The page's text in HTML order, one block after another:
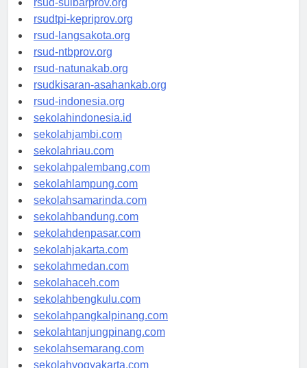
rsud-sulbarprov.org
rsudtpi-kepriprov.org
rsud-langsakota.org
rsud-ntbprov.org
rsud-natunakab.org
rsudkisaran-asahankab.org
rsud-indonesia.org
sekolahindonesia.id
sekolahjambi.com
sekolahriau.com
sekolahpalembang.com
sekolahlampung.com
sekolahsamarinda.com
sekolahbandung.com
sekolahdenpasar.com
sekolahjakarta.com
sekolahmedan.com
sekolahaceh.com
sekolahbengkulu.com
sekolahpangkalpinang.com
sekolahtanjungpinang.com
sekolahsemarang.com